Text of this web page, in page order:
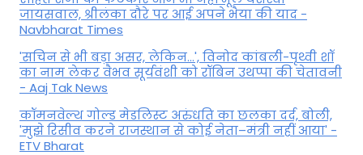
जायसवाल, श्रीलंका दौरे पर आई अपने भैया की याद -
Navbharat Times
'सचिन से भी बड़ा असर, लेकिन...', व‍िनोद कांबली-पृथ्वी शॉ
का नाम लेकर वैभव सूर्यवंशी को रॉबिन उथप्पा की चेतावनी
- Aaj Tak News
कॉमनवेल्थ गोल्ड मे​डलिस्ट अरुंधति का छलका दर्द, बोली,
'मुझे रिसीव करने राजस्थान से कोई नेता–मंत्री नहीं आया' -
ETV Bharat